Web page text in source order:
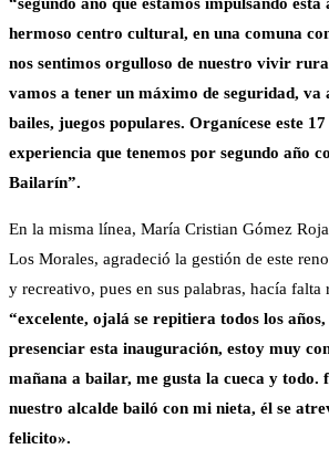
“segundo año que estamos impulsando
hermoso centro cultural, en una comuna
nos sentimos orgulloso de nuestro vivir
vamos a tener un máximo de seguridad, va
bailes, juegos populares. Organícese este
experiencia que tenemos por segundo año
Bailarín”.
En la misma línea, María Cristian Gómez
Los Morales, agradeció la gestión de este
y recreativo, pues en sus palabras, hacía falta
“excelente, ojalá se repitiera todos los
presenciar esta inauguración, estoy muy
mañana a bailar, me gusta la cueca y todo.
nuestro alcalde bailó con mi nieta, él se
felicito».